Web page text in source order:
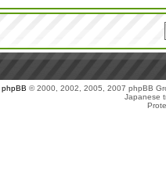
phpBB © 2000, 2002, 2005, 2007 phpBB
Japanese